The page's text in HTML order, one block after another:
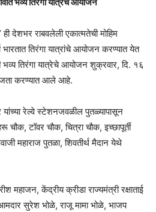
भव्य तिरंगा यात्रेचे आयोजन
ही देशभर राबवलेली एकात्मतेची मोहिम
भारतात तिरंगा यात्रांचे आयोजन करण्यात येत
भव्य तिरंगा यात्रेचे आयोजन शुक्रवार, दि. १६
करण्यात आले आहे.
यांच्या रेल्वे स्टेशनजवळील पुतळ्यापासून
चौक, टॉवर चौक, चित्रा चौक, इच्छापूर्ती
महाराज पुतळा, शिवतीर्थ मैदान येथे
महाजन, केंद्रीय क्रीडा राज्यमंत्री रक्षाताई
सुरेश भोळे, राजू मामा भोळे, भाजप